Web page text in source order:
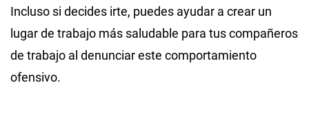
Incluso si decides irte, puedes ayudar a crear un
lugar de trabajo más saludable para tus compañeros
de trabajo al denunciar este comportamiento
ofensivo.